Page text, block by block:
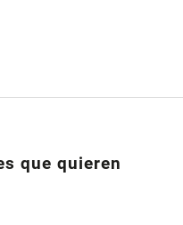
que quieren